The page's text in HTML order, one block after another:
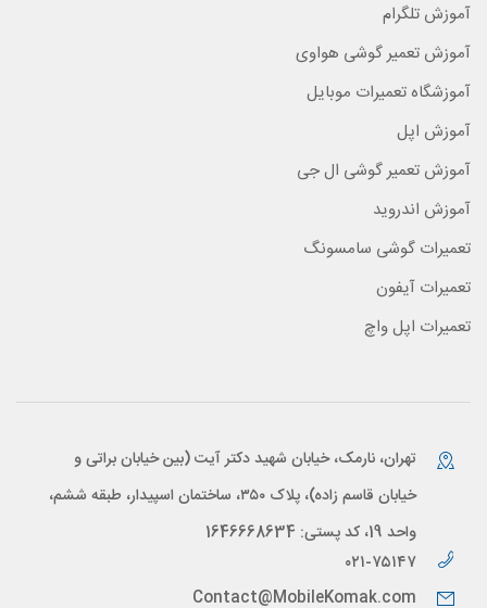
آموزش تلگرام
آموزش تعمیر گوشی هواوی
آموزشگاه تعمیرات موبایل
آموزش اپل
آموزش تعمیر گوشی ال جی
آموزش اندروید
تعمیرات گوشی سامسونگ
تعمیرات آیفون
تعمیرات اپل واچ
تهران، نارمک، خیابان شهید دکتر آیت (بین خیابان براتی و
خیابان قاسم زاده)، پلاک ۳۵۰، ساختمان اسپیدار، طبقه ششم،
واحد 19، کد پستی: 1646668634
۰۲۱-۷۵۱۴۷
Contact@MobileKomak.com